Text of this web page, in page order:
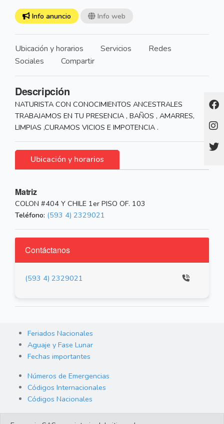
Info anuncio Info web
Ubicación y horarios Servicios
Redes
Sociales
Compartir
Descripción
NATURISTA CON CONOCIMIENTOS ANCESTRALES
TRABAJAMOS EN TU PRESENCIA , BAÑOS , AMARRES,
LIMPIAS ,CURAMOS VICIOS E IMPOTENCIA .
Ubicación y horarios
Matriz
COLON #404 Y CHILE 1er PISO OF. 103
Teléfono: (593 4) 2329021
Contáctanos
(593 4) 2329021
Feriados Nacionales
Aguaje y Fase Lunar
Fechas importantes
Números de Emergencias
Códigos Internacionales
Códigos Nacionales